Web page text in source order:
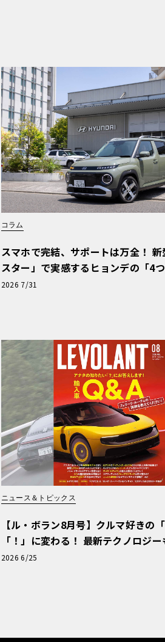
コラム
スマホで完結、サポートは万全！ 新
スター」で実感するヒョンデの「4つ
【第1回・ヒョンデ6つの疑問：
2026 7/31
ニュース＆トピックス
【ル・ボラン8月号】クルマ好きの
「！」に変わる！ 最新テクノロジー
「輸入車Q&A」
2026 6/25